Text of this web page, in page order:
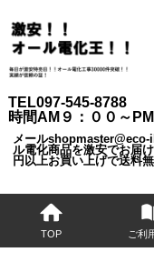
TEL097-
時間AM９：００～
メール
ル電化商品を激安
円以上お買い上げで送料
TOP ご利